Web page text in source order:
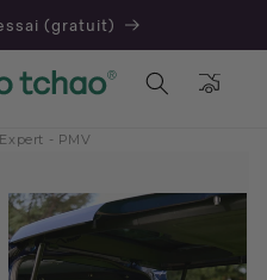
(gratuit)
Panier
- PMV